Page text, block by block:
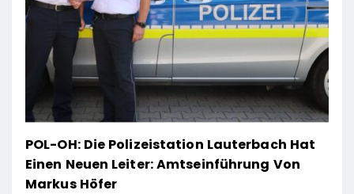
POL-OH: Die Polizeistation Lauterbach Hat
Einen Neuen Leiter: Amtseinführung Von
Markus Höfer